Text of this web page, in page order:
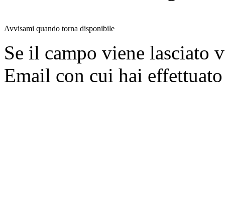
Avvisami quando torna disponibile
Se il campo viene lasciato
Email con cui hai